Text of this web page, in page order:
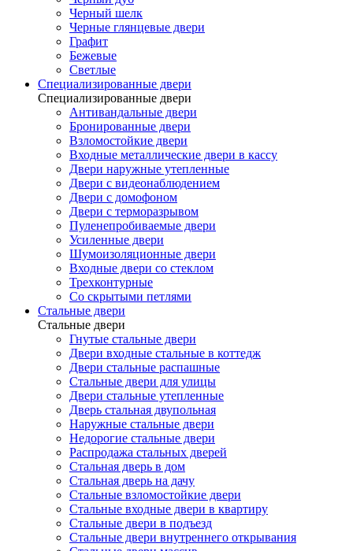
Черный шелк
Черные глянцевые двери
Графит
Бежевые
Светлые
Специализированные двери
Специализированные двери
Антивандальные двери
Бронированные двери
Взломостойкие двери
Входные металлические двери в кассу
Двери наружные утепленные
Двери с видеонаблюдением
Двери с домофоном
Двери с терморазрывом
Пуленепробиваемые двери
Усиленные двери
Шумоизоляционные двери
Входные двери со стеклом
Трехконтурные
Со скрытыми петлями
Стальные двери
Стальные двери
Гнутые стальные двери
Двери входные стальные в коттедж
Двери стальные распашные
Стальные двери для улицы
Двери стальные утепленные
Дверь стальная двупольная
Наружные стальные двери
Недорогие стальные двери
Распродажа стальных дверей
Стальная дверь в дом
Стальная дверь на дачу
Стальные взломостойкие двери
Стальные входные двери в квартиру
Стальные двери в подъезд
Стальные двери внутреннего открывания